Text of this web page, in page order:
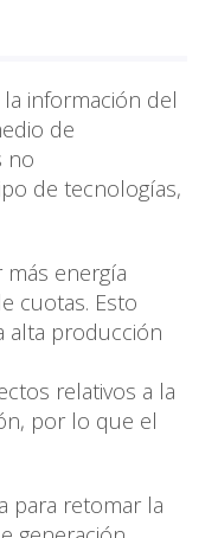
información del
de
no
de tecnologías,
energía
cuotas. Esto
alta producción
relativos a la
por lo que el
para retomar la